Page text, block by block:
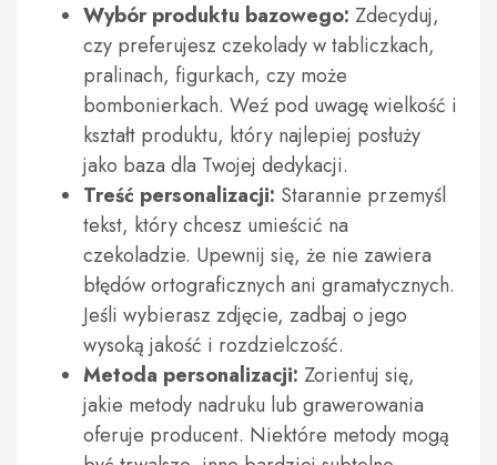
Wybór produktu bazowego: Zdecyduj,
czy preferujesz czekolady w tabliczkach,
pralinach, figurkach, czy może
bombonierkach. Weź pod uwagę wielkość i
kształt produktu, który najlepiej posłuży
jako baza dla Twojej dedykacji.
Treść personalizacji: Starannie przemyśl
tekst, który chcesz umieścić na
czekoladzie. Upewnij się, że nie zawiera
błędów ortograficznych ani gramatycznych.
Jeśli wybierasz zdjęcie, zadbaj o jego
wysoką jakość i rozdzielczość.
Metoda personalizacji: Zorientuj się,
jakie metody nadruku lub grawerowania
oferuje producent. Niektóre metody mogą